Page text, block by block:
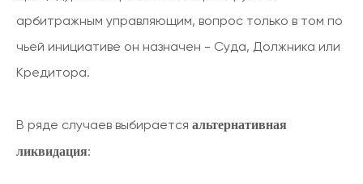
арбитражным управляющим, вопрос только в том по
чьей инициативе он назначен - Суда, Должника или
Кредитора.
В ряде случаев выбирается альтернативная
ликвидация: